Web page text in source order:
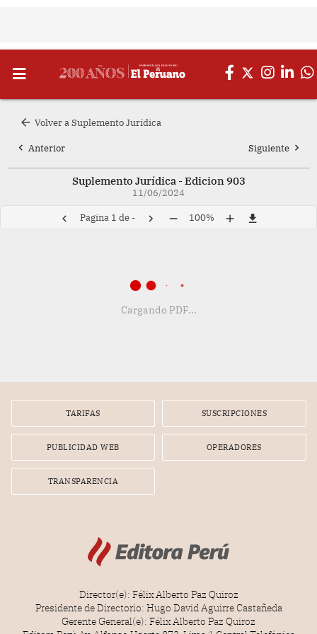
arrow_back Volver a Suplemento Jurídica
chevron_left Anterior Siguiente chevron_right
Suplemento Jurídica - Edicion 903
11/06/2024
chevron_left Pagina 1 de- chevron_right remove 100% add file_download
Cargando PDF...
TARIFAS SUSCRIPCIONES
PUBLICIDAD WEB OPERADORES
TRANSPARENCIA
Director(e): Félix Alberto Paz Quiroz
Presidente de Directorio: Hugo David Aguirre Castañeda
Gerente General(e): Félix Alberto Paz Quiroz